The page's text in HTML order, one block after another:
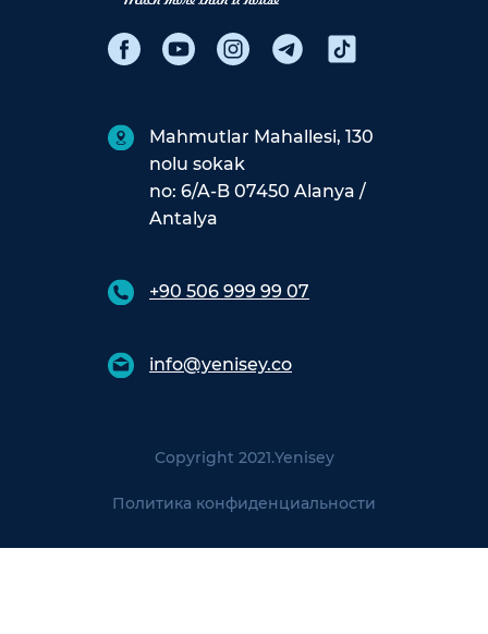
Mahmutlar Mahallesi, 130
nolu sokak
no: 6/A-B 07450 Alanya /
Antalya
+90 506 999 99 07
info@yenisey.co
Copyright 2021.Yenisey
Политика конфиденциальности